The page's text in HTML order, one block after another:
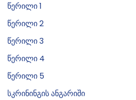
წერილი 1
წერილი 2
წერილი 3
წერილი 4
წერილი 5
სკრინინგის ანგარიში